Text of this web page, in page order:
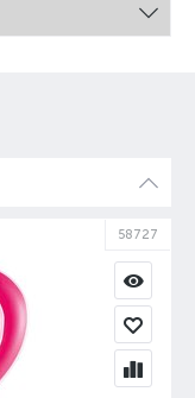
58727